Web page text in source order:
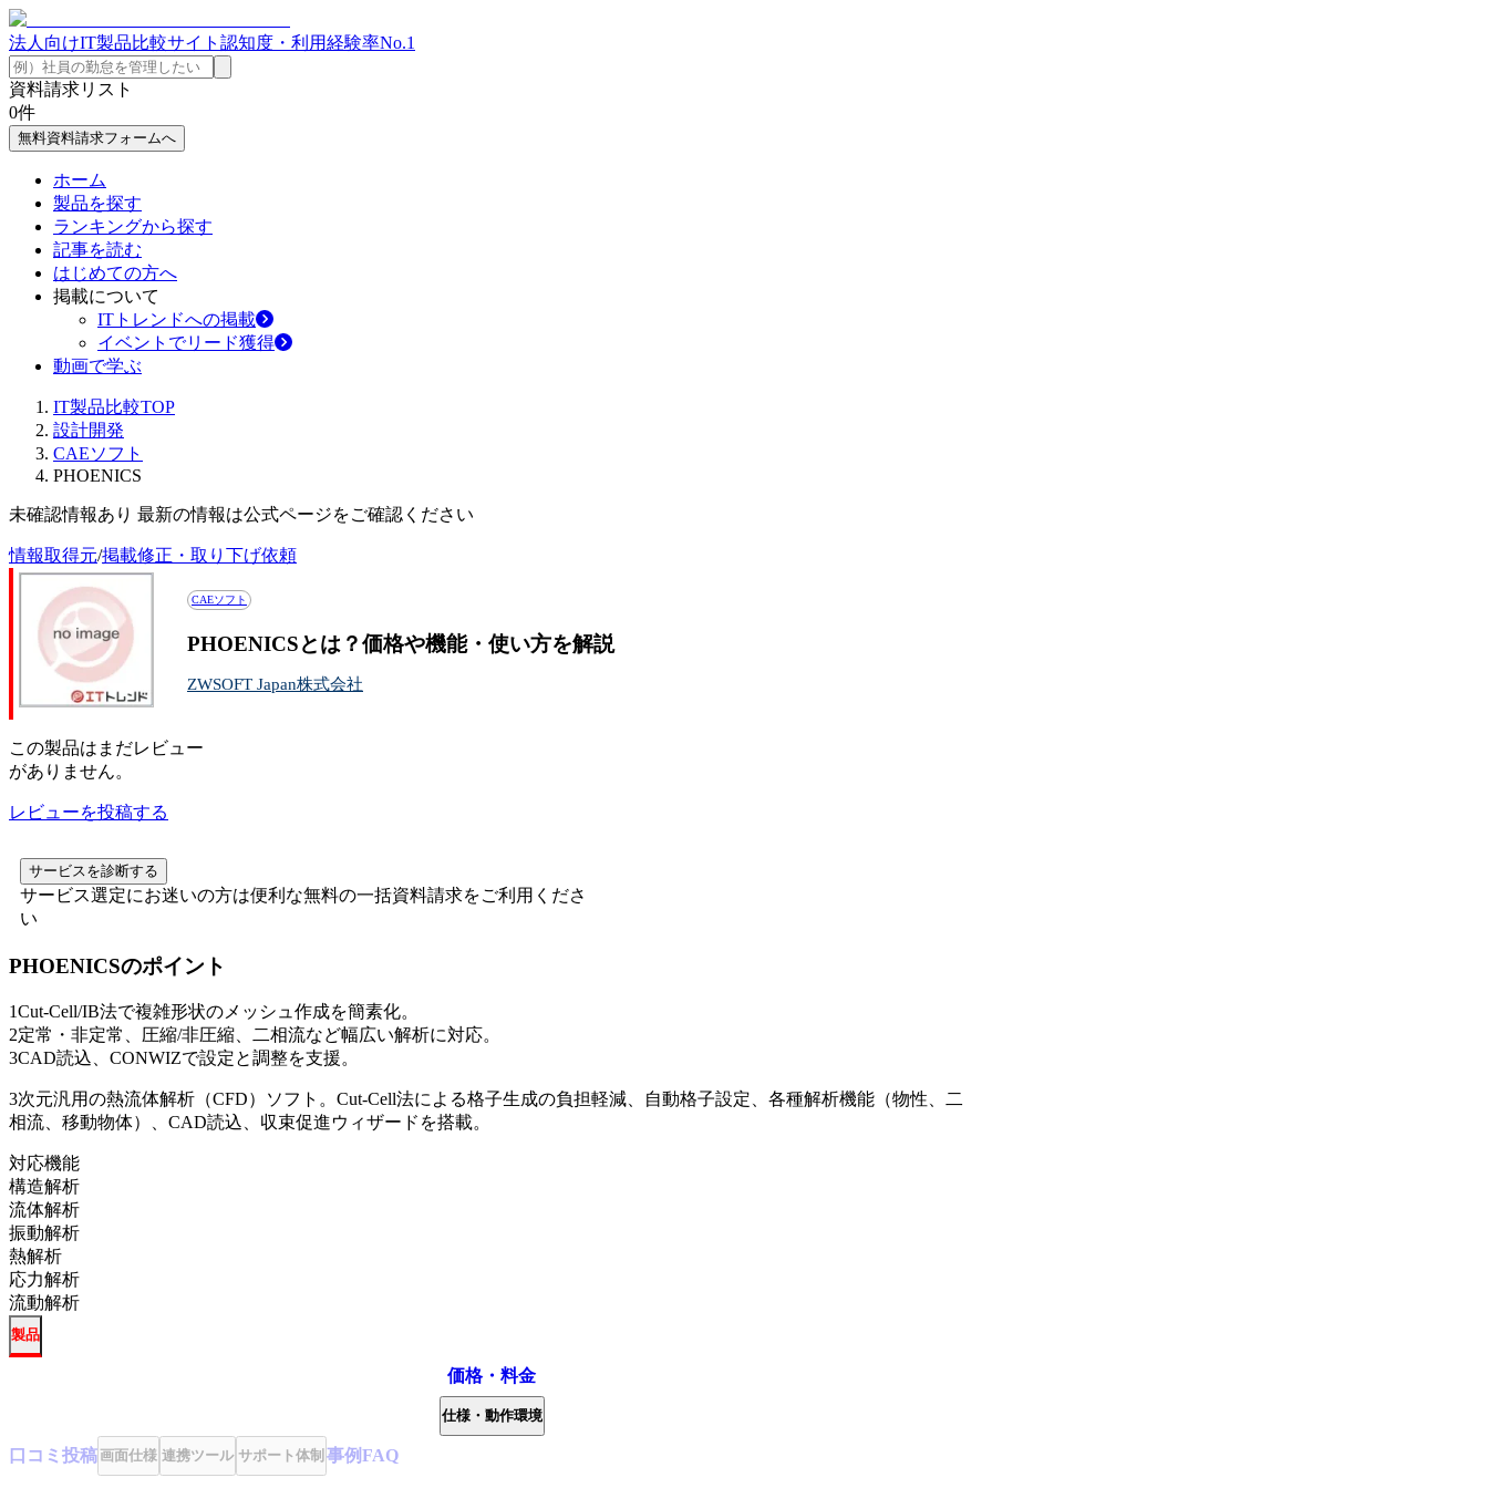
法人向けIT製品比較サイト 認知度・利用経験率No.1
資料請求リスト
0件
無料資料請求フォームへ
ホーム
製品を探す
ランキングから探す
記事を読む
はじめての方へ
掲載について
ITトレンドへの掲載
イベントでリード獲得
動画で学ぶ
IT製品比較TOP
設計開発
CAEソフト
PHOENICS
未確認情報あり 最新の情報は公式ページをご確認ください
情報取得元/掲載修正・取り下げ依頼
CAEソフト
PHOENICSとは？価格や機能・使い方を解説
ZWSOFT Japan株式会社
この製品はまだレビュー
がありません。
レビューを投稿する
サービスを診断する
サービス選定にお迷いの方は便利な無料の一括資料請求をご利用くださ
い
PHOENICSのポイント
1Cut-Cell/IB法で複雑形状のメッシュ作成を簡素化。
2定常・非定常、圧縮/非圧縮、二相流など幅広い解析に対応。
3CAD読込、CONWIZで設定と調整を支援。
3次元汎用の熱流体解析（CFD）ソフト。Cut-Cell法による格子生成の負担軽減、自動格子設定、各種解析機能（物性、二
相流、移動物体）、CAD読込、収束促進ウィザードを搭載。
対応機能
構造解析
流体解析
振動解析
熱解析
応力解析
流動解析
製品
価格・料金
仕様・動作環境
口コミ 投稿画面仕様 連携ツール サポート体制 事例FAQ